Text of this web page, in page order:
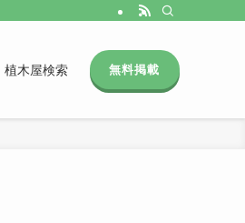
植木屋検索 無料掲載